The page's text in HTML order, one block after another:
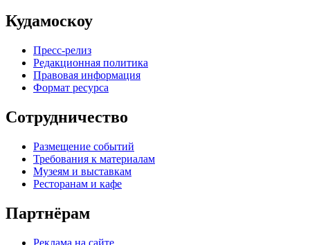
Кудамоскоу
Пресс-релиз
Редакционная политика
Правовая информация
Формат ресурса
Сотрудничество
Размещение событий
Требования к материалам
Музеям и выставкам
Ресторанам и кафе
Партнёрам
Реклама на сайте